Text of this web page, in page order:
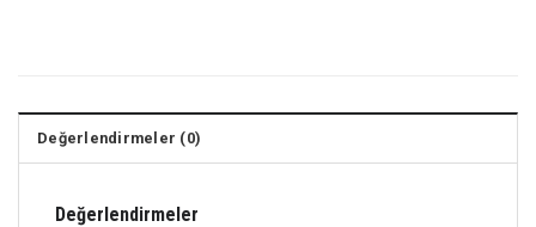
Değerlendirmeler (0)
Değerlendirmeler